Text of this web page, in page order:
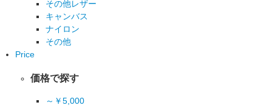
その他レザー
キャンバス
ナイロン
その他
Price
価格で探す
～￥5,000